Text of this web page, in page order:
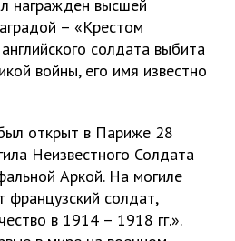
награжден высшей
– «Крестом
солдата выбита
войны, его имя известно
открыт в Париже 28
Неизвестного Солдата
Аркой. На могиле
французский солдат,
в 1914 – 1918 гг.».